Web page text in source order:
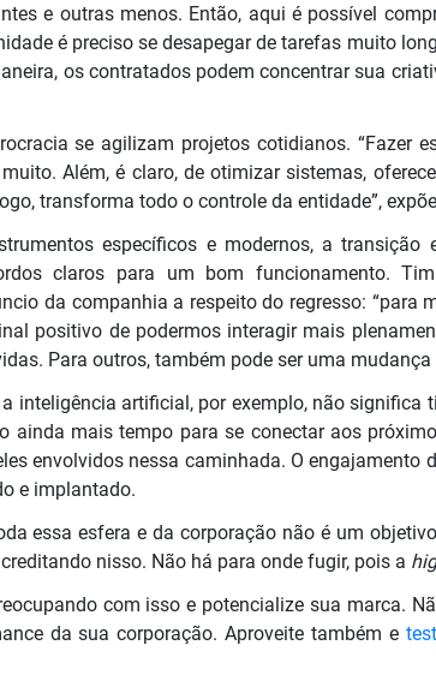
e outras menos. Então, aqui é possível
é preciso se desapegar de tarefas muito
os contratados podem concentrar sua
se agilizam projetos cotidianos. “Fazer
Além, é claro, de otimizar sistemas,
transforma todo o controle da entidade”,
específicos e modernos, a transição
claros para um bom funcionamento.
da companhia a respeito do regresso: “para
positivo de podermos interagir mais
Para outros, também pode ser uma mudança
inteligência artificial, por exemplo, não significa
ainda mais tempo para se conectar aos
envolvidos nessa caminhada. O engajamento
e implantado.
essa esfera e da corporação não é um
nisso. Não há para onde fugir, pois a
com isso e potencialize sua marca.
da sua corporação. Aproveite também e